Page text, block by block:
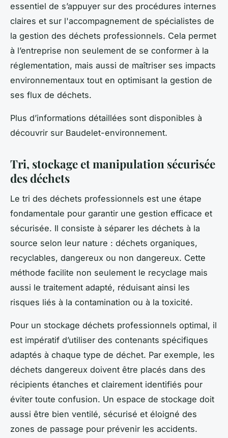
essentiel de s’appuyer sur des procédures internes
claires et sur l'accompagnement de spécialistes de
la gestion des déchets professionnels. Cela permet
à l’entreprise non seulement de se conformer à la
réglementation, mais aussi de maîtriser ses impacts
environnementaux tout en optimisant la gestion de
ses flux de déchets.
Plus d’informations détaillées sont disponibles à
découvrir sur Baudelet-environnement.
Tri, stockage et manipulation sécurisée
des déchets
Le tri des déchets professionnels est une étape
fondamentale pour garantir une gestion efficace et
sécurisée. Il consiste à séparer les déchets à la
source selon leur nature : déchets organiques,
recyclables, dangereux ou non dangereux. Cette
méthode facilite non seulement le recyclage mais
aussi le traitement adapté, réduisant ainsi les
risques liés à la contamination ou à la toxicité.
Pour un stockage déchets professionnels optimal, il
est impératif d’utiliser des contenants spécifiques
adaptés à chaque type de déchet. Par exemple, les
déchets dangereux doivent être placés dans des
récipients étanches et clairement identifiés pour
éviter toute confusion. Un espace de stockage doit
aussi être bien ventilé, sécurisé et éloigné des
zones de passage pour prévenir les accidents.